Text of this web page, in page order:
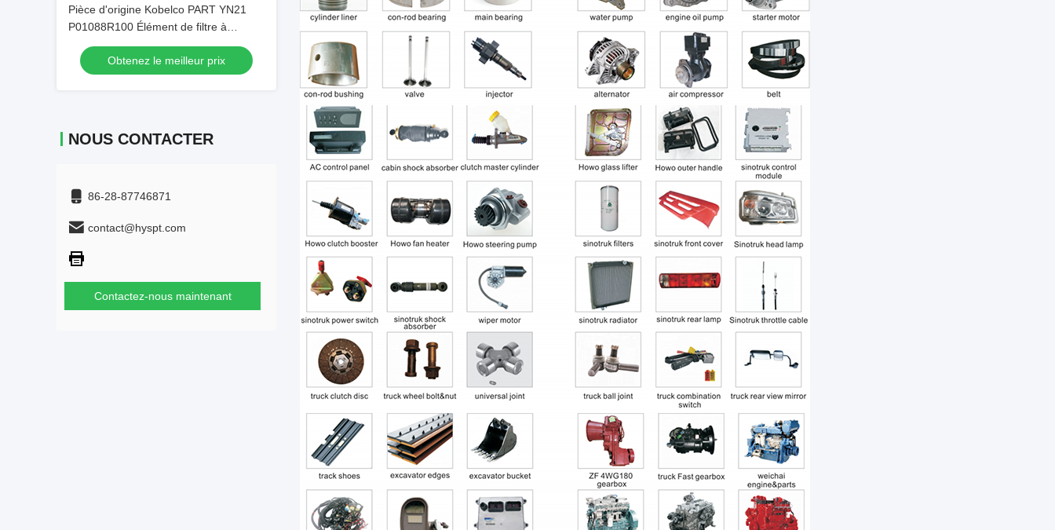
Pièce d'origine Kobelco PART YN21
P01088R100 Élément de filtre à
carburant d'origine
Obtenez le meilleur prix
NOUS CONTACTER
86-28-87746871
contact@hyspt.com
Contactez-nous maintenant